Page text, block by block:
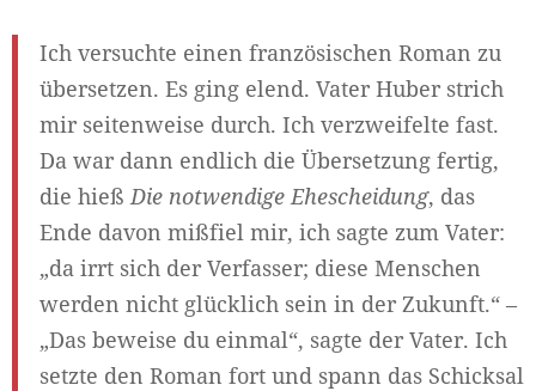
Ich versuchte einen französischen Roman zu
übersetzen. Es ging elend. Vater Huber strich
mir seitenweise durch. Ich verzweifelte fast.
Da war dann endlich die Übersetzung fertig,
die hieß Die notwendige Ehescheidung, das
Ende davon mißfiel mir, ich sagte zum Vater:
„da irrt sich der Verfasser; diese Menschen
werden nicht glücklich sein in der Zukunft.“ –
„Das beweise du einmal“, sagte der Vater. Ich
setzte den Roman fort und spann das Schicksal